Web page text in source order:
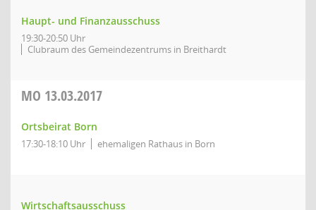
Haupt- und Finanzausschuss
19:30-20:50 Uhr
Clubraum des Gemeindezentrums in Breithardt
MO 13.03.2017
Ortsbeirat Born
17:30-18:10 Uhr ehemaligen Rathaus in Born
Wirtschaftsausschuss